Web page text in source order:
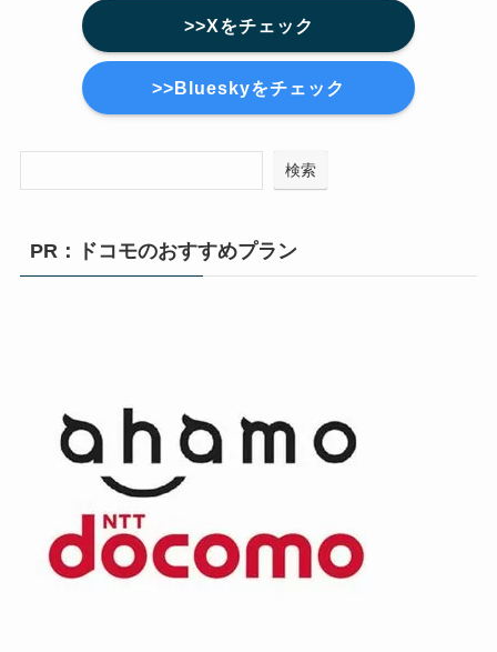
>>Xをチェック
>>Blueskyをチェック
検索
PR：ドコモのおすすめプラン